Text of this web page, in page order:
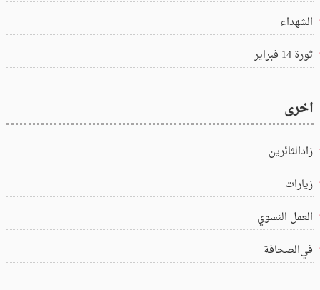
الشهداء
ثورة 14 فبراير
اخرى
زادالثائرين
زيارات
العمل النسوي
في‌الصحافة